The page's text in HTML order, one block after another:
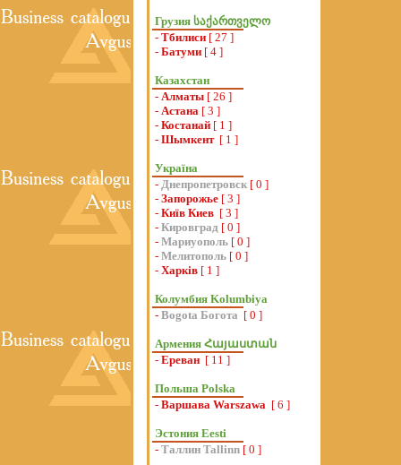
Грузия საქართველო
- Тбилиси [ 27 ]
- Батуми [ 4 ]
Казахстан
- Алматы [ 26 ]
- Астана [ 3 ]
- Костанай [ 1 ]
- Шымкент [ 1 ]
Україна
- Днепропетровск [ 0 ]
- Запорожье [ 3 ]
- Київ Киев [ 3 ]
- Кировград [ 0 ]
- Мариуополь [ 0 ]
- Мелитополь [ 0 ]
- Харків [ 1 ]
Колумбия Kolumbiya
- Bogota Богота [ 0 ]
Армения Հայաստան
- Ереван [ 11 ]
Польша Polska
- Варшава Warszawa [ 6 ]
Эстония Eesti
- Таллин Tallinn [ 0 ]